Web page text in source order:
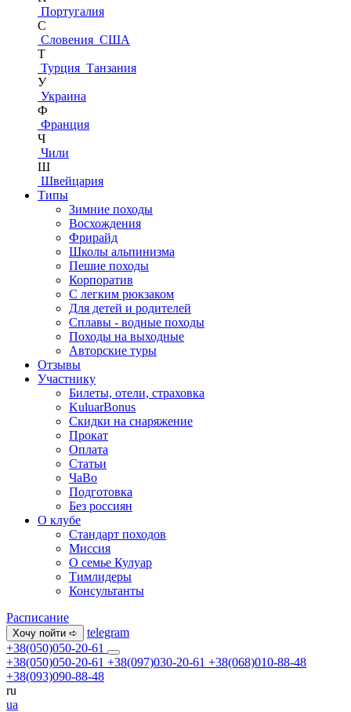
Португалия
С
Словения США
Т
Турция Танзания
У
Украина
Ф
Франция
Ч
Чили
Ш
Швейцария
Типы
Зимние походы
Восхождения
Фрирайд
Школы альпинизма
Пешие походы
Корпоратив
С легким рюкзаком
Для детей и родителей
Сплавы - водные походы
Походы на выходные
Авторские туры
Отзывы
Участнику
Билеты, отели, страховка
KuluarBonus
Скидки на снаряжение
Прокат
Оплата
Статьи
ЧаВо
Подготовка
Без россиян
О клубе
Стандарт походов
Миссия
О семье Кулуар
Тимлидеры
Консультанты
Расписание
Хочу пойти ➪
telegram
+38(050)050-20-61
+38(050)050-20-61 +38(097)030-20-61 +38(068)010-88-48
+38(093)090-88-48
ru
ua